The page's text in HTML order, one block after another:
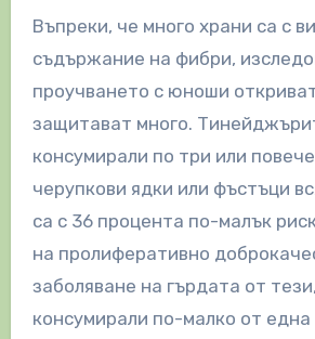
Въпреки, че много храни са с
съдържание на фибри,
проучването с юноши
защитават много.
консумирали по три или
черупкови ядки или фъстъци
са с 36 процента по-малък
на пролиферативно
заболяване на гърдата от
консумирали по-малко от една